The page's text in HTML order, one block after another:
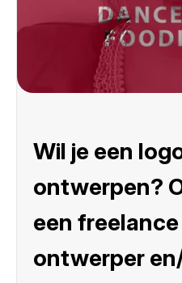
Wil je een
ontwerpen?
een
ontwerper